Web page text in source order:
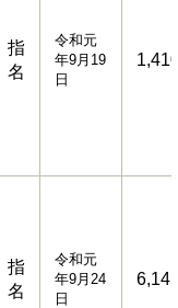
指
名
令和元
年9月19
日
指
名
令和元
年9月24
日